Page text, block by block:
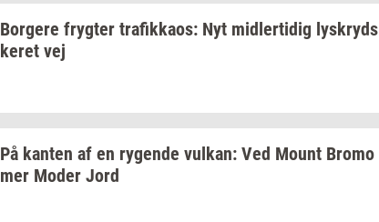
Bor­ge­re fryg­ter tra­fik­ka­os: Nyt mid­ler­ti­dig lys­kryds
ke­ret vej
På kan­ten af en ry­gen­de vulkan: Ved Mount Bromo
mer Moder Jord